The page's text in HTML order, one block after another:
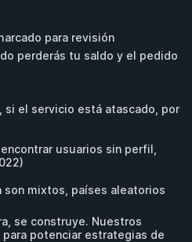
para revisión
perderás tu saldo y el pedido
si el servicio está atascado, por
usuarios sin perfil,
son mixtos, países aleatorios
se construye. Nuestros
potenciar estrategias de